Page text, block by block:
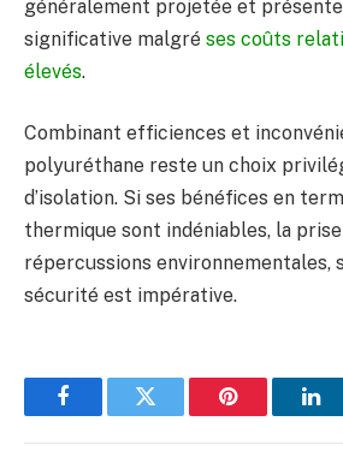
généralement projetée et
significative malgré ses coûts
élevés.
Combinant efficiences et
polyuréthane reste un choix
d’isolation. Si ses bénéfices en
thermique sont indéniables, la
répercussions environnementales,
sécurité est impérative.
FacebookTwitter Pinterest